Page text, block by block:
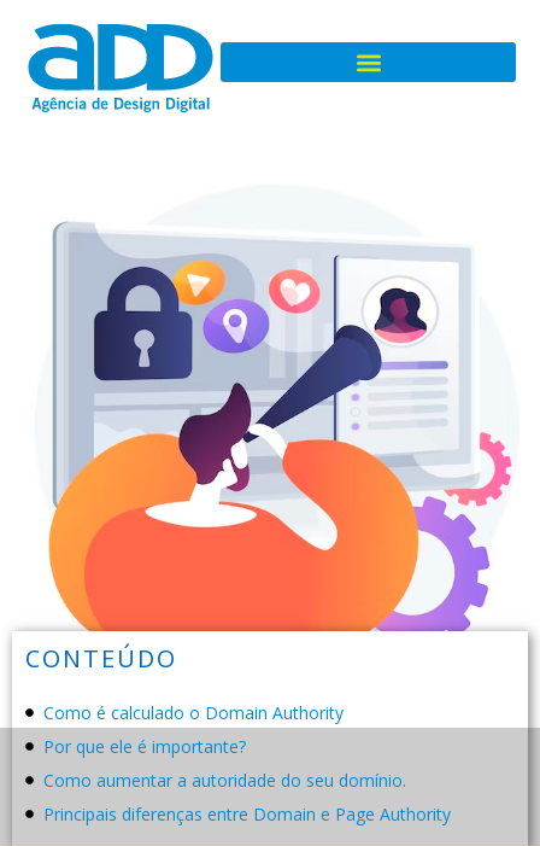
CONTEÚDO
Como é calculado o Domain Authority
Por que ele é importante?
Como aumentar a autoridade do seu domínio.
Principais diferenças entre Domain e Page Authority